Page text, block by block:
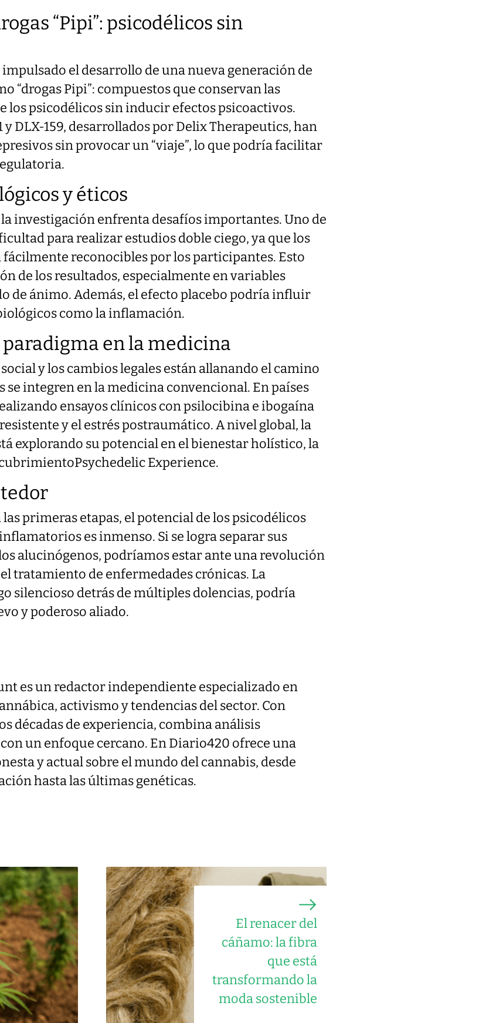
“Pipi”: psicodélicos sin
el desarrollo de una nueva generación de
“drogas Pipi”: compuestos que conservan las
los psicodélicos sin inducir efectos psicoactivos.
y DLX-159, desarrollados por Delix Therapeutics, han
sin provocar un “viaje”, lo que podría facilitar
y éticos
investigación enfrenta desafíos importantes. Uno de
para realizar estudios doble ciego, ya que los
fácilmente reconocibles por los participantes. Esto
de los resultados, especialmente en variables
de ánimo. Además, el efecto placebo podría influir
como la inflamación.
paradigma en la medicina
y los cambios legales están allanando el camino
se integren en la medicina convencional. En países
ensayos clínicos con psilocibina e ibogaína
y el estrés postraumático. A nivel global, la
explorando su potencial en el bienestar holístico, la
Experience.
primeras etapas, el potencial de los psicodélicos
es inmenso. Si se logra separar sus
alucinógenos, podríamos estar ante una revolución
tratamiento de enfermedades crónicas. La
silencioso detrás de múltiples dolencias, podría
y poderoso aliado.
es un redactor independiente especializado en
activismo y tendencias del sector. Con
décadas de experiencia, combina análisis
un enfoque cercano. En Diario420 ofrece una
y actual sobre el mundo del cannabis, desde
hasta las últimas genéticas.
El renacer del
cáñamo: la fibra
que está
transformando la
moda sostenible